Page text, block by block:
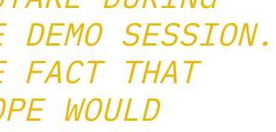
DEMO SESSION.
FACT THAT
WOULD